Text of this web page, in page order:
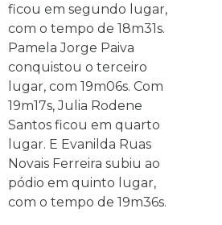
ficou em segundo lugar,
com o tempo de 18m31s.
Pamela Jorge Paiva
conquistou o terceiro
lugar, com 19m06s. Com
19m17s, Julia Rodene
Santos ficou em quarto
lugar. E Evanilda Ruas
Novais Ferreira subiu ao
pódio em quinto lugar,
com o tempo de 19m36s.